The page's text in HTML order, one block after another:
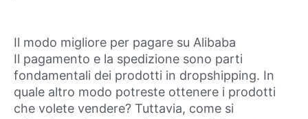
Il modo migliore per pagare su Alibaba
Il pagamento e la spedizione sono parti
fondamentali dei prodotti in dropshipping. In
quale altro modo potreste ottenere i prodotti
che volete vendere? Tuttavia, come si